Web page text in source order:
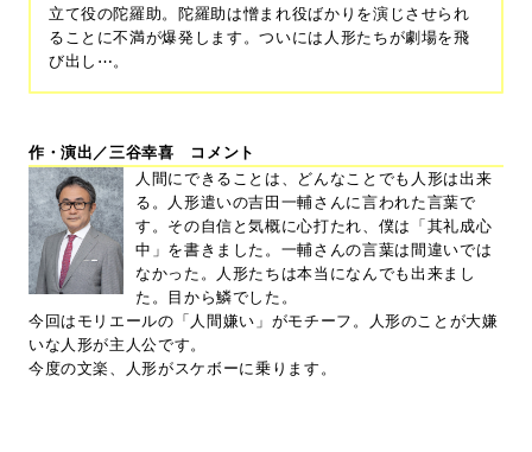
立て役の陀羅助。陀羅助は憎まれ役ばかりを演じさせられ
ることに不満が爆発します。ついには人形たちが劇場を飛
び出し⋯。
作・演出／三谷幸喜 コメント
人間にできることは、どんなことでも人形は出来
る。人形遣いの吉田一輔さんに言われた言葉で
す。その自信と気概に心打たれ、僕は「其礼成心
中」を書きました。一輔さんの言葉は間違いでは
なかった。人形たちは本当になんでも出来まし
た。目から鱗でした。
今回はモリエールの「人間嫌い」がモチーフ。人形のことが大嫌
いな人形が主人公です。
今度の文楽、人形がスケボーに乗ります。